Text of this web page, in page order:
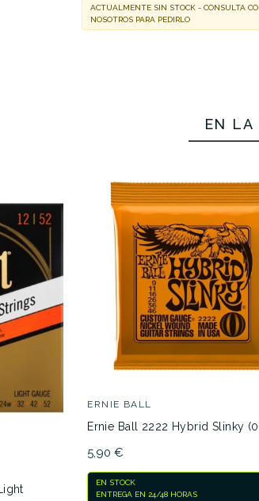
ACTUALMENTE SIN STOCK - CONSULTA
NOSOTROS PARA PEDIRLO
EN LA
ERNIE BALL
Ernie Ball 2222 Hybrid Slinky
5,90 €
EN STOCK
ENTREGA EN 24/48 HORAS